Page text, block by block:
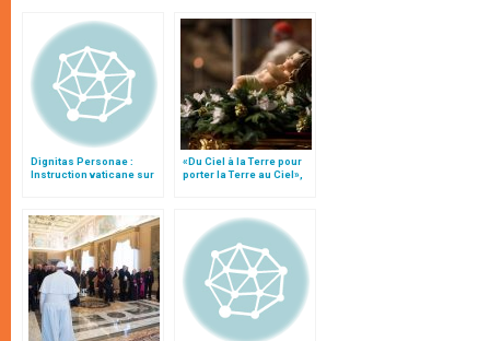
Dignitas Personae :
Instruction vaticane sur
«Du Ciel à la Terre pour
porter la Terre au Ciel»,